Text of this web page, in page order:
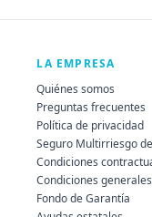
LA EMPRESA
Quiénes somos
Preguntas frecuentes
Política de privacidad
Seguro Multirriesgo
Condiciones
Condiciones
Fondo de Garantía